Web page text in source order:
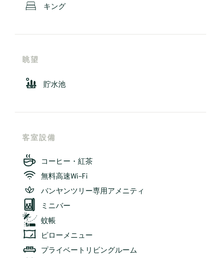
キング
眺望
貯水池
客室設備
コーヒー・紅茶
無料高速Wi-Fi
バンヤンツリー専用アメニティ
ミニバー
蚊帳
ピローメニュー
プライベートリビングルーム